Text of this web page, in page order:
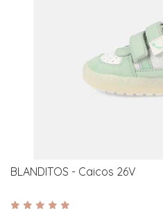
BLANDITOS - Caicos 26V